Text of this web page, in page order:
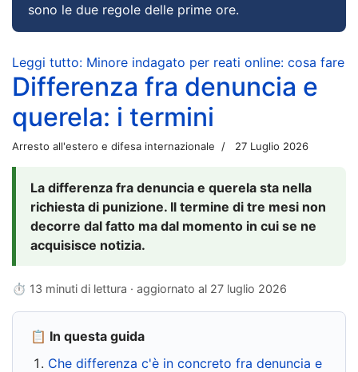
sono le due regole delle prime ore.
Leggi tutto: Minore indagato per reati online: cosa fare
Differenza fra denuncia e
querela: i termini
Arresto all'estero e difesa internazionale 27 Luglio 2026
La differenza fra denuncia e querela sta nella
richiesta di punizione. Il termine di tre mesi non
decorre dal fatto ma dal momento in cui se ne
acquisisce notizia.
⏱ 13 minuti di lettura · aggiornato al 27 luglio 2026
📋 In questa guida
Che differenza c'è in concreto fra denuncia e